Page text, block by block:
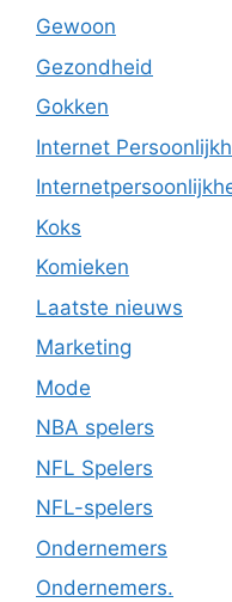
Gewoon
Gezondheid
Gokken
Internet
Koks
Komieken
Laatste nieuws
Marketing
Mode
NBA spelers
NFL Spelers
NFL-spelers
Ondernemers
Ondernemers.